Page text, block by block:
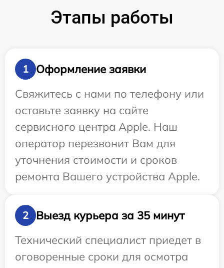
Этапы работы
1
Оформление заявки
Свяжитесь с нами по телефону или
оставьте заявку на сайте
сервисного центра Apple. Наш
оператор перезвонит Вам для
уточнения стоимости и сроков
ремонта Вашего устройства Apple.
2
Выезд курьера за 35 минут
Технический специалист приедет в
оговоренные сроки для осмотра